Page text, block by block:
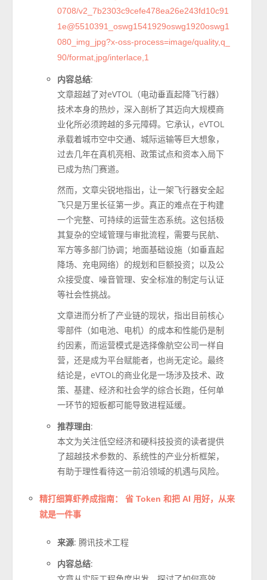
0708/v2_7b2303c9cefe478ea26e243fd10c91
1e@5510391_oswg1541929oswg1920oswg1
080_img_jpg?x-oss-process=image/quality,q_
90/format,jpg/interlace,1
内容总结:
文章超越了对eVTOL（电动垂直起降飞行器）
技术本身的热炒，深入剖析了其迈向大规模商
业化所必须跨越的多元障碍。它承认，eVTOL
承载着城市空中交通、城际运输等巨大想象，
过去几年在真机亮相、政策试点和资本入局下
已成为热门赛道。
然而，文章尖锐地指出，让一架飞行器安全起
飞只是万里长征第一步。真正的难点在于构建
一个完整、可持续的运营生态系统。这包括极
其复杂的空域管理与审批流程，需要与民航、
军方等多部门协调；地面基础设施（如垂直起
降场、充电网络）的规划和巨额投资；以及公
众接受度、噪音管理、安全标准的制定与认证
等社会性挑战。
文章进而分析了产业链的现状，指出目前核心
零部件（如电池、电机）的成本和性能仍是制
约因素，而运营模式是选择像航空公司一样自
营，还是成为平台赋能者，也尚无定论。最终
结论是，eVTOL的商业化是一场涉及技术、政
策、基建、经济和社会学的综合长跑，任何单
一环节的短板都可能导致进程延缓。
推荐理由:
本文为关注低空经济和硬科技投资的读者提供
了超越技术参数的、系统性的产业分析框架，
有助于理性看待这一前沿领域的机遇与风险。
精打细算虾养成指南： 省 Token 和把 AI 用好，从来
就是一件事
来源: 腾讯技术工程
内容总结: